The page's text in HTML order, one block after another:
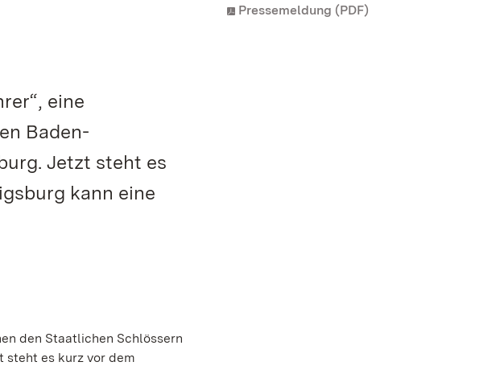
eine
Baden-
Jetzt steht es
kann eine
den Staatlichen Schlössern
steht es kurz vor dem
Pressemeldung (PDF)